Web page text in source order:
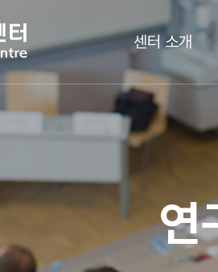
센터 소개
연